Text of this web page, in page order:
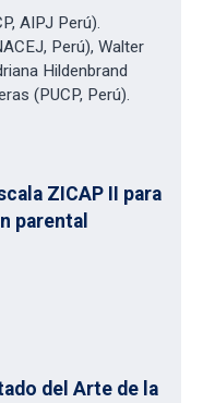
AIPJ Perú).
Perú), Walter
Hildenbrand
(PUCP, Perú).
ZICAP II para
parental
del Arte de la